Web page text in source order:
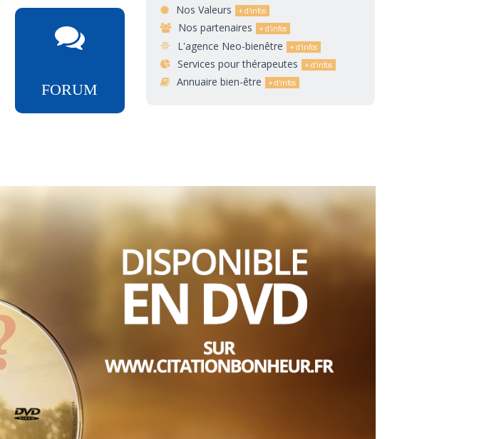
FORUM
Nos Valeurs
Nos partenaires
L'agence Neo-bienêtre
Services pour thérapeutes
Annuaire bien-être